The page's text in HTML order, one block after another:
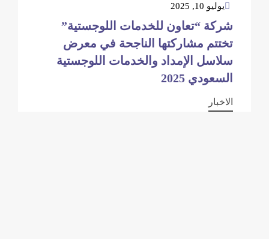
يوليو 10, 2025
شركة “تعاون للخدمات اللوجستية”
تختتم مشاركتها الناجحة في معرض
سلاسل الإمداد والخدمات اللوجستية
السعودي 2025
الاخبار